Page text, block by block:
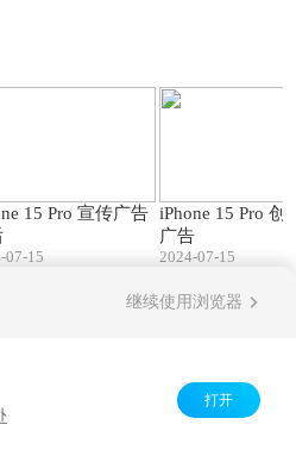
15 Pro 宣传广告
07-15
iPhone 15 Pro 创意宣传
广告
2024-07-15
继续使用浏览器
打开